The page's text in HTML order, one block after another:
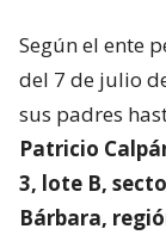
Según el ente
del 7 de julio
sus padres
Patricio
3, lote B,
Bárbara,